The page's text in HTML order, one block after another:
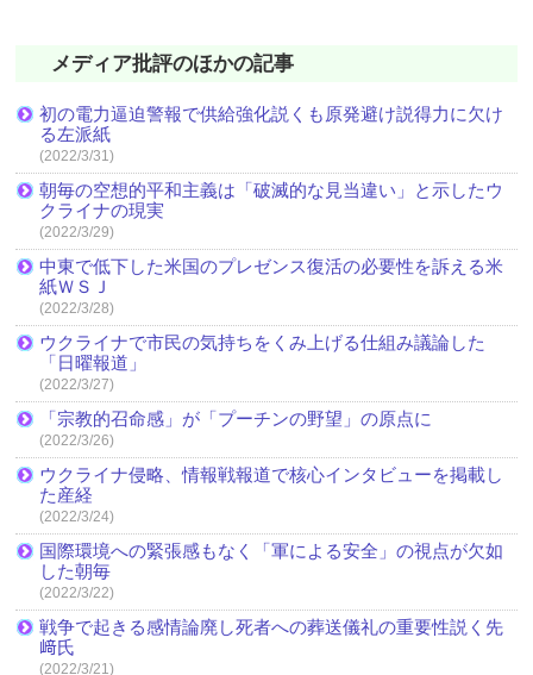
メディア批評のほかの記事
初の電力逼迫警報で供給強化説くも原発避け説得力に欠け
る左派紙
(2022/3/31)
朝毎の空想的平和主義は「破滅的な見当違い」と示したウ
クライナの現実
(2022/3/29)
中東で低下した米国のプレゼンス復活の必要性を訴える米
紙ＷＳＪ
(2022/3/28)
ウクライナで市民の気持ちをくみ上げる仕組み議論した
「日曜報道」
(2022/3/27)
「宗教的召命感」が「プーチンの野望」の原点に
(2022/3/26)
ウクライナ侵略、情報戦報道で核心インタビューを掲載し
た産経
(2022/3/24)
国際環境への緊張感もなく「軍による安全」の視点が欠如
した朝毎
(2022/3/22)
戦争で起きる感情論廃し死者への葬送儀礼の重要性説く先
﨑氏
(2022/3/21)